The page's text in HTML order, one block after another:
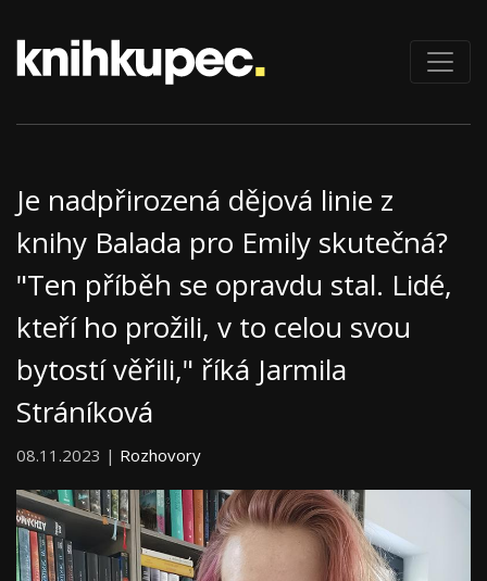
Je nadpřirozená dějová linie z
knihy Balada pro Emily skutečná?
"Ten příběh se opravdu stal. Lidé,
kteří ho prožili, v to celou svou
bytostí věřili," říká Jarmila
Stráníková
08.11.2023 | Rozhovory